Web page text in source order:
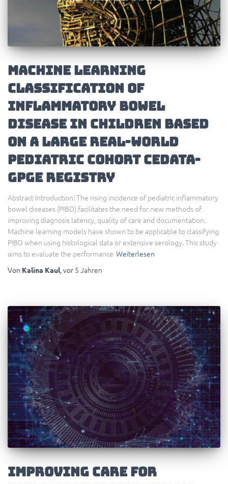
Machine Learning
Classification of
Inflammatory Bowel
Disease in Children Based
on a Large Real-World
Pediatric Cohort CEDATA-
GPGE Registry
Abstract Introduction: The rising incidence of pediatric inflammatory
bowel diseases (PIBD) facilitates the need for new methods of
improving diagnosis latency, quality of care and documentation.
Machine learning models have shown to be applicable to classifying
PIBD when using histological data or extensive serology. This study
aims to evaluate the performance Weiterlesen
Von Kalina Kaul, vor 5 Jahren
Improving care for